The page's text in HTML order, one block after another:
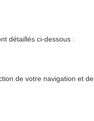
détaillés ci-dessous :
de votre navigation et de